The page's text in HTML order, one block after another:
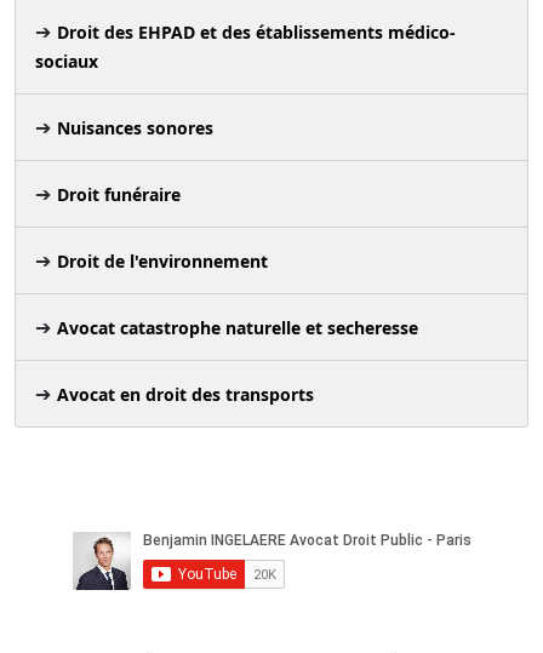
Droit des EHPAD et des établissements médico-
sociaux
Nuisances sonores
Droit funéraire
Droit de l'environnement
Avocat catastrophe naturelle et secheresse
Avocat en droit des transports